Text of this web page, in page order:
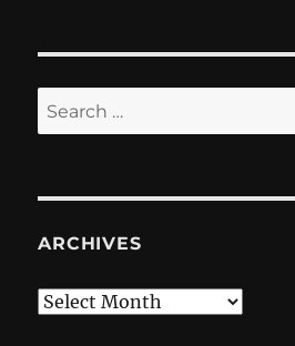
Search
for:
ARCHIVES
Archives